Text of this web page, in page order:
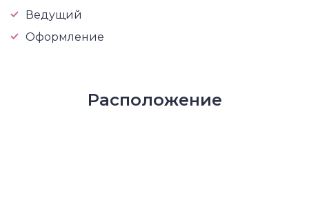
Ведущий
Оформление
Расположение